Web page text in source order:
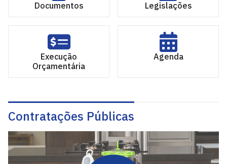
Documentos Legislações
Execução
Orçamentária
Agenda
Contratações Públicas